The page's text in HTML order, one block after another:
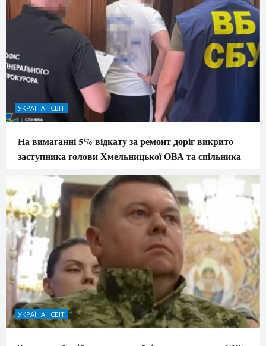
УКРАЇНА І СВІТ
На вимаганні 5% відкату за ремонт доріг викрито
заступника голови Хмельницької ОВА та спільника
УКРАЇНА І СВІТ